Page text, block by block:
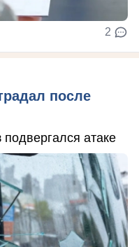
2
после
атаке